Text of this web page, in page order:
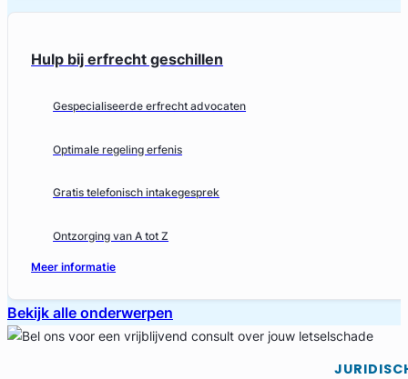
Hulp bij erfrecht geschillen
Gespecialiseerde erfrecht advocaten
Optimale regeling erfenis
Gratis telefonisch intakegesprek
Ontzorging van A tot Z
Meer informatie
Bekijk alle onderwerpen